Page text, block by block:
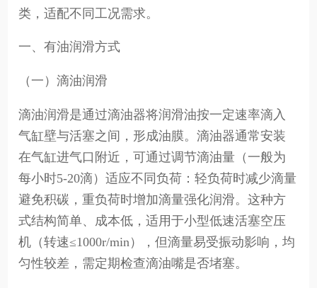
类，适配不同工况需求。
一、有油润滑方式
（一）滴油润滑
滴油润滑是通过滴油器将润滑油按一定速率滴入
气缸壁与活塞之间，形成油膜。滴油器通常安装
在气缸进气口附近，可通过调节滴油量（一般为
每小时5-20滴）适应不同负荷：轻负荷时减少滴量
避免积碳，重负荷时增加滴量强化润滑。这种方
式结构简单、成本低，适用于小型低速活塞空压
机（转速≤1000r/min），但滴量易受振动影响，均
匀性较差，需定期检查滴油嘴是否堵塞。